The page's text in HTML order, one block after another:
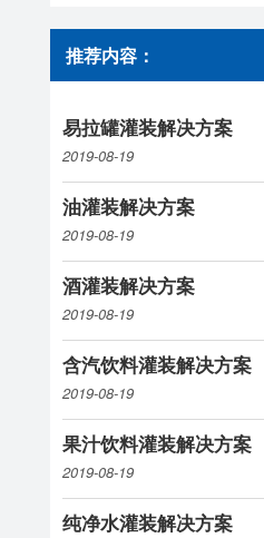
推荐内容：
易拉罐灌装解决方案
2019-08-19
油灌装解决方案
2019-08-19
酒灌装解决方案
2019-08-19
含汽饮料灌装解决方案
2019-08-19
果汁饮料灌装解决方案
2019-08-19
纯净水灌装解决方案